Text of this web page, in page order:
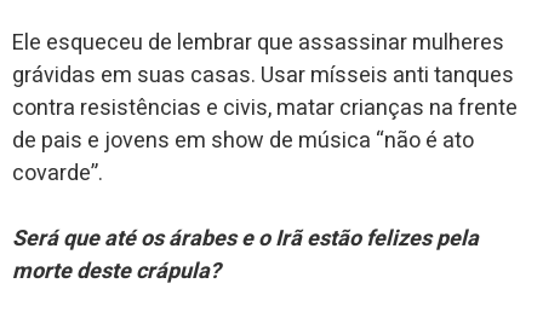
Ele esqueceu de lembrar que assassinar mulheres
grávidas em suas casas. Usar mísseis anti tanques
contra resistências e civis, matar crianças na frente
de pais e jovens em show de música “não é ato
covarde”.
Será que até os árabes e o Irã estão felizes pela
morte deste crápula?